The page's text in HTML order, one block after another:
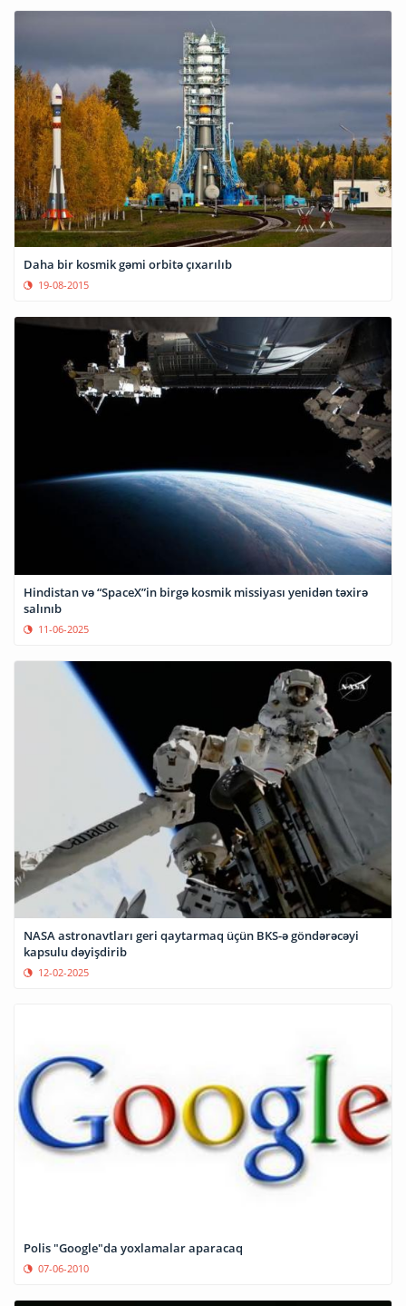
Daha bir kosmik gəmi orbitə çıxarılıb
19-08-2015
Hindistan və “SpaceX”in birgə kosmik missiyası yenidən təxirə
salınıb
11-06-2025
NASA astronavtları geri qaytarmaq üçün BKS-ə göndərəcəyi
kapsulu dəyişdirib
12-02-2025
Polis "Google"da yoxlamalar aparacaq
07-06-2010